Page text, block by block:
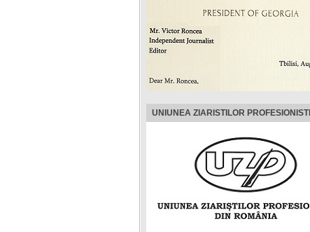
UNIUNEA ZIARISTILOR PROFESIONISTI